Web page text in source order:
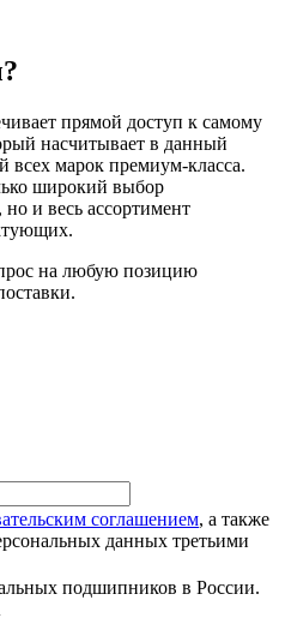
прямой доступ к самому
насчитывает в данный
всех марок премиум-класса.
широкий выбор
и весь ассортимент
на любую позицию
соглашением, а также
данных третьими